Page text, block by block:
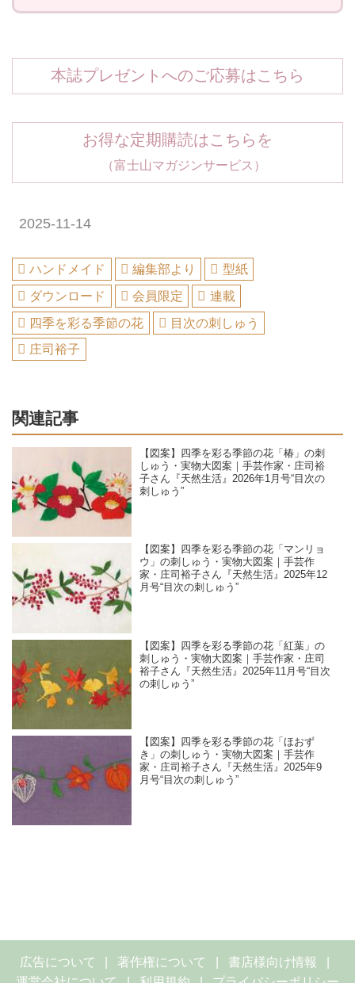
本誌プレゼントへのご応募はこちら
お得な定期購読はこちらを
（富士山マガジンサービス）
2025-11-14
ハンドメイド 編集部より
型紙
ダウンロード
会員限定
連載
四季を彩る季節の花
目次の刺しゅう
庄司裕子
関連記事
【図案】四季を彩る季節の花「椿」の刺
しゅう・実物大図案｜手芸作家・庄司裕
子さん『天然生活』2026年1月号“目次の
刺しゅう”
【図案】四季を彩る季節の花「マンリョ
ウ」の刺しゅう・実物大図案｜手芸作
家・庄司裕子さん『天然生活』2025年12
月号“目次の刺しゅう”
【図案】四季を彩る季節の花「紅葉」の
刺しゅう・実物大図案｜手芸作家・庄司
裕子さん『天然生活』2025年11月号“目次
の刺しゅう”
【図案】四季を彩る季節の花「ほおず
き」の刺しゅう・実物大図案｜手芸作
家・庄司裕子さん『天然生活』2025年9
月号“目次の刺しゅう”
広告について 著作権について
書店様向け情報